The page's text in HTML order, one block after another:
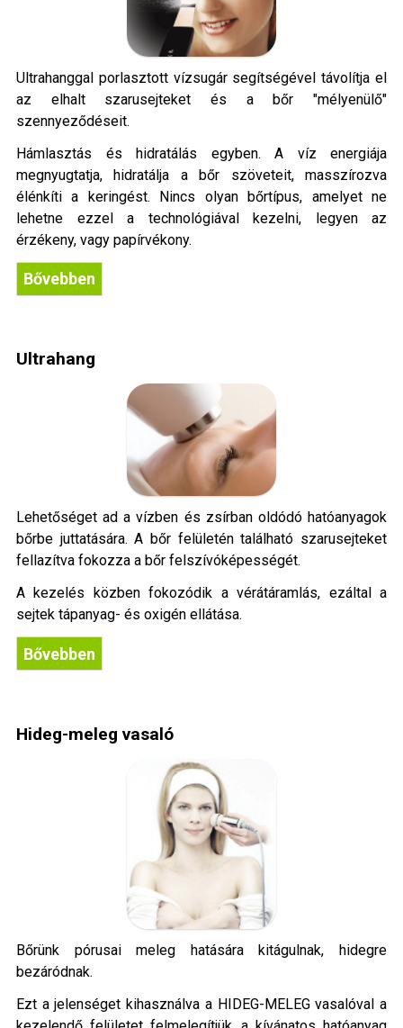
Ultrahanggal porlasztott vízsugár segítségével távolítja el
az elhalt szarusejteket és a bőr "mélyenülő"
szennyeződéseit.
Hámlasztás és hidratálás egyben. A víz energiája
megnyugtatja, hidratálja a bőr szöveteit, masszírozva
élénkíti a keringést. Nincs olyan bőrtípus, amelyet ne
lehetne ezzel a technológiával kezelni, legyen az
érzékeny, vagy papírvékony.
Bővebben
Ultrahang
Lehetőséget ad a vízben és zsírban oldódó hatóanyagok
bőrbe juttatására. A bőr felületén található szarusejteket
fellazítva fokozza a bőr felszívóképességét.
A kezelés közben fokozódik a vérátáramlás, ezáltal a
sejtek tápanyag- és oxigén ellátása.
Bővebben
Hideg-meleg vasaló
Bőrünk pórusai meleg hatására kitágulnak, hidegre
bezáródnak.
Ezt a jelenséget kihasználva a HIDEG-MELEG vasalóval a